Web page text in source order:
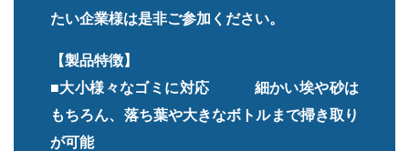
たい企業様は是非ご参加ください。
【製品特徴】
■大小様々なゴミに対応 細かい埃や砂は
もちろん、落ち葉や大きなボトルまで掃き取り
が可能